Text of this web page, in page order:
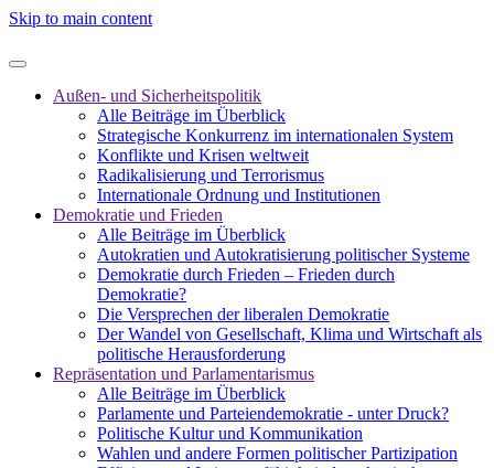
Skip to main content
Außen- und Sicherheitspolitik
Alle Beiträge im Überblick
Strategische Konkurrenz im internationalen System
Konflikte und Krisen weltweit
Radikalisierung und Terrorismus
Internationale Ordnung und Institutionen
Demokratie und Frieden
Alle Beiträge im Überblick
Autokratien und Autokratisierung politischer Systeme
Demokratie durch Frieden – Frieden durch
Demokratie?
Die Versprechen der liberalen Demokratie
Der Wandel von Gesellschaft, Klima und Wirtschaft als
politische Herausforderung
Repräsentation und Parlamentarismus
Alle Beiträge im Überblick
Parlamente und Parteiendemokratie - unter Druck?
Politische Kultur und Kommunikation
Wahlen und andere Formen politischer Partizipation